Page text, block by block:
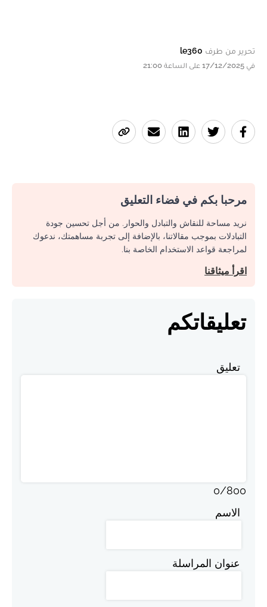
تحرير من طرف le360
في 17/12/2025 على الساعة 21:00
مرحبا بكم في فضاء التعليق
نريد مساحة للنقاش والتبادل والحوار. من أجل تحسين جودة
التبادلات بموجب مقالاتنا، بالإضافة إلى تجربة مساهمتك، ندعوك
لمراجعة قواعد الاستخدام الخاصة بنا.
اقرأ ميثاقنا
تعليقاتكم
تعليق
0/800
الاسم
عنوان المراسلة